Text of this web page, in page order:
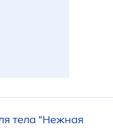
тела "Нежная